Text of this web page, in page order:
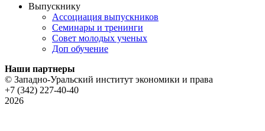
Выпускнику
Ассоциация выпускников
Семинары и тренинги
Совет молодых ученых
Доп обучение
Наши партнеры
© Западно-Уральский институт экономики и права
+7 (342) 227-40-40
2026